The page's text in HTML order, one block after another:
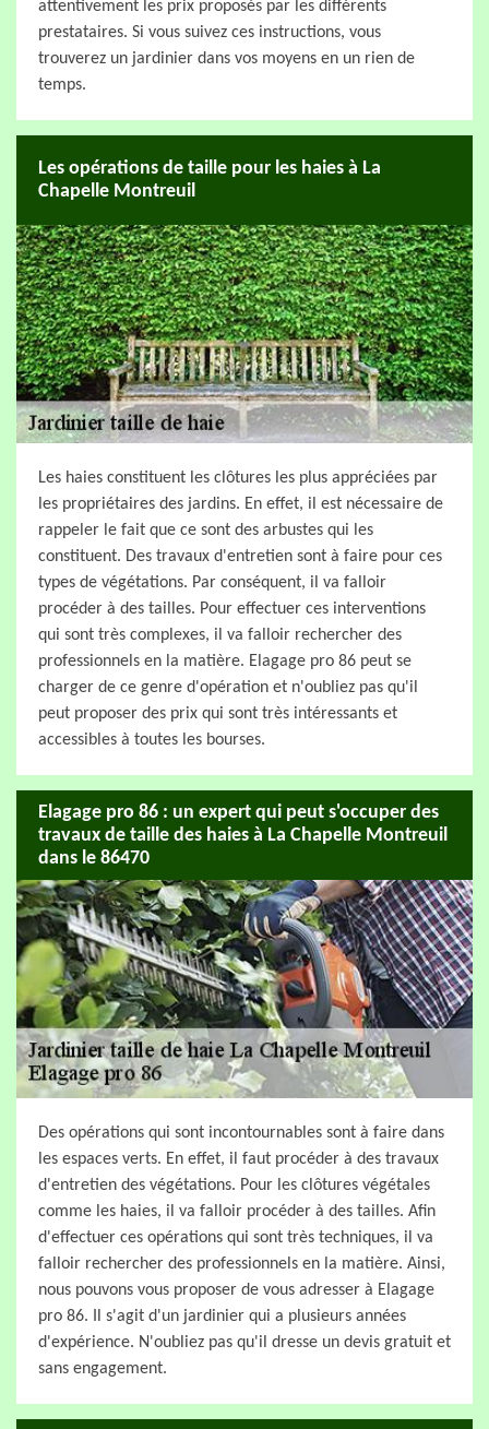
attentivement les prix proposés par les différents
prestataires. Si vous suivez ces instructions, vous
trouverez un jardinier dans vos moyens en un rien de
temps.
Les opérations de taille pour les haies à La
Chapelle Montreuil
Les haies constituent les clôtures les plus appréciées par
les propriétaires des jardins. En effet, il est nécessaire de
rappeler le fait que ce sont des arbustes qui les
constituent. Des travaux d'entretien sont à faire pour ces
types de végétations. Par conséquent, il va falloir
procéder à des tailles. Pour effectuer ces interventions
qui sont très complexes, il va falloir rechercher des
professionnels en la matière. Elagage pro 86 peut se
charger de ce genre d'opération et n'oubliez pas qu'il
peut proposer des prix qui sont très intéressants et
accessibles à toutes les bourses.
Elagage pro 86 : un expert qui peut s'occuper des
travaux de taille des haies à La Chapelle Montreuil
dans le 86470
Des opérations qui sont incontournables sont à faire dans
les espaces verts. En effet, il faut procéder à des travaux
d'entretien des végétations. Pour les clôtures végétales
comme les haies, il va falloir procéder à des tailles. Afin
d'effectuer ces opérations qui sont très techniques, il va
falloir rechercher des professionnels en la matière. Ainsi,
nous pouvons vous proposer de vous adresser à Elagage
pro 86. Il s'agit d'un jardinier qui a plusieurs années
d'expérience. N'oubliez pas qu'il dresse un devis gratuit et
sans engagement.